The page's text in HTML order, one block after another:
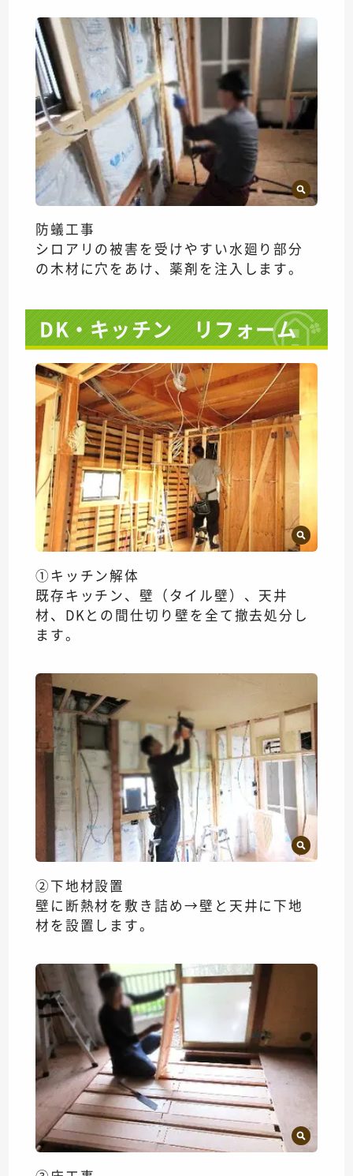
防蟻工事
シロアリの被害を受けやすい水廻り部分
の木材に穴をあけ、薬剤を注入します。
DK・キッチン リフォーム
①キッチン解体
既存キッチン、壁（タイル壁）、天井
材、DKとの間仕切り壁を全て撤去処分し
ます。
②下地材設置
壁に断熱材を敷き詰め→壁と天井に下地
材を設置します。